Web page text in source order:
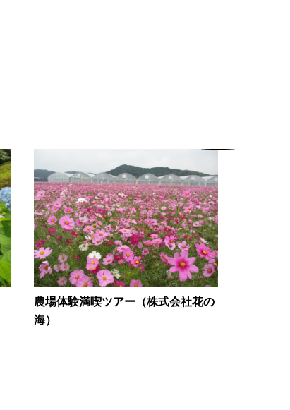
農場体験満喫ツアー（株式会社花の
海）